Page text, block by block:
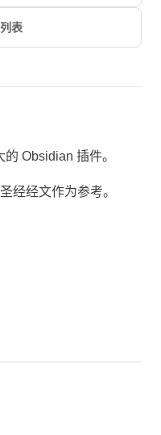
表
Obsidian 插件。
经经文作为参考。